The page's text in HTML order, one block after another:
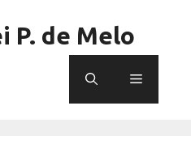
P. de Melo
Menu